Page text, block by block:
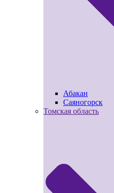
Абакан
Саяногорск
Томская область